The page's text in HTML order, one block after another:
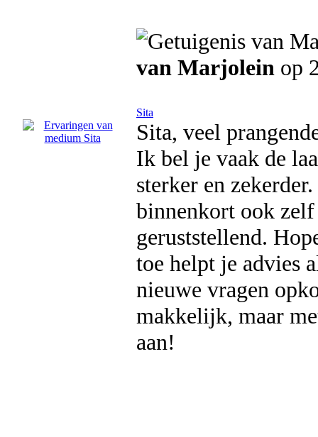
van Marjolein op
Sita
Sita, veel
Ik bel je vaak de
sterker en
binnenkort ook zelf
geruststellend.
toe helpt je advies
nieuwe vragen
makkelijk, maar
aan!